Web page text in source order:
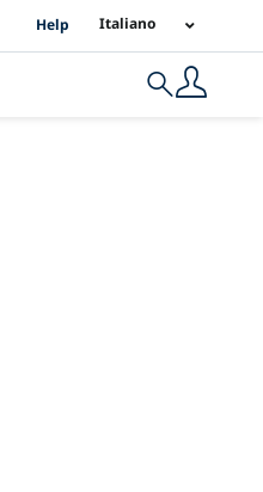
Help Italiano
Search